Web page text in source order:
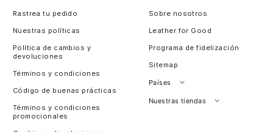
Rastrea tu pedido
Nuestras políticas
Política de cambios y
devoluciones
Términos y condiciones
Código de buenas prácticas
Términos y condiciones
promocionales
Sobre nosotros
Leather for Good
Programa de fidelización
Sitemap
Países
Perú
Nuestras tiendas